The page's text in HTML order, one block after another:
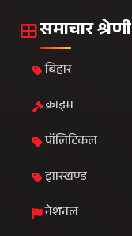
समाचार श्रेणी
बिहार
क्राइम
पॉलिटिकल
झारखण्ड
नेशनल